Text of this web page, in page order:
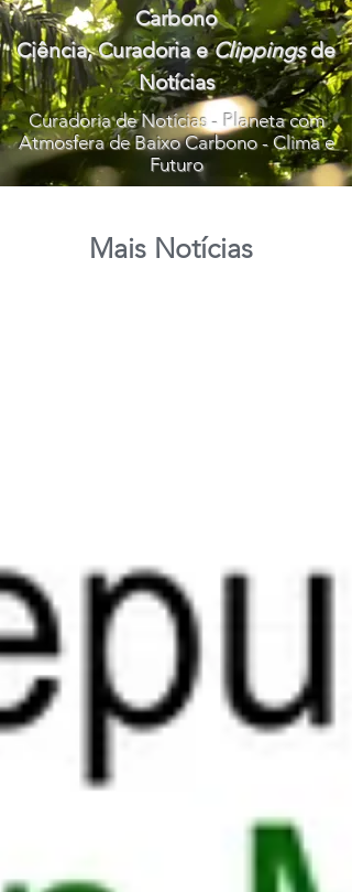
Carbono
Ciência, Curadoria eClippingsde
Notícias
Curadoria de Notícias - Planeta com
Atmosfera de Baixo Carbono - Clima e
Futuro
Mais Notícias